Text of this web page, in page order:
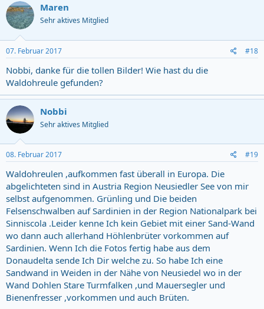
Maren
Sehr aktives Mitglied
07. Februar 2017 #18
Nobbi, danke für die tollen Bilder! Wie hast du die
Waldohreule gefunden?
Nobbi
Sehr aktives Mitglied
08. Februar 2017 #19
Waldohreulen ,aufkommen fast überall in Europa. Die
abgelichteten sind in Austria Region Neusiedler See von mir
selbst aufgenommen. Grünling und Die beiden
Felsenschwalben auf Sardinien in der Region Nationalpark bei
Sinniscola .Leider kenne Ich kein Gebiet mit einer Sand-Wand
wo dann auch allerhand Höhlenbrüter vorkommen auf
Sardinien. Wenn Ich die Fotos fertig habe aus dem
Donaudelta sende Ich Dir welche zu. So habe Ich eine
Sandwand in Weiden in der Nähe von Neusiedel wo in der
Wand Dohlen Stare Turmfalken ,und Mauersegler und
Bienenfresser ,vorkommen und auch Brüten.